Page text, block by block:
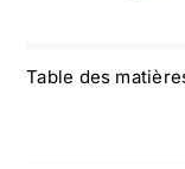
Table des